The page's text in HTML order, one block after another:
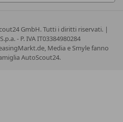
GmbH. Tutti i diritti riservati. |
- P. IVA IT03384980284
Media e Smyle fanno
AutoScout24.